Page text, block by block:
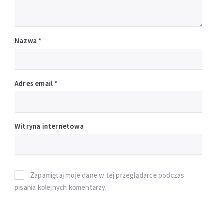
Nazwa *
Adres email *
Witryna internetowa
Zapamiętaj moje dane w tej przeglądarce podczas
pisania kolejnych komentarzy.